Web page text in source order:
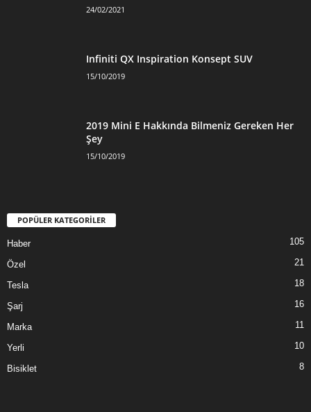
24/02/2021
Infiniti QX Inspiration Konsept SUV
15/10/2019
2019 Mini E Hakkında Bilmeniz Gereken Her
Şey
15/10/2019
POPÜLER KATEGORİLER
Haber 105
Özel 21
Tesla 18
Şarj 16
Marka 11
Yerli 10
Bisiklet 8